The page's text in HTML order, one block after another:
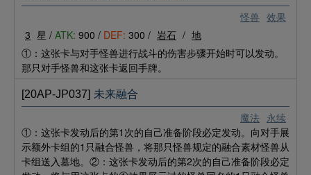
怪兽 效果
3 星 / ATK: 900 / DEF: 300 / 岩石 / 地
①：这张卡与对手怪兽进行战斗的伤害步骤开始时可以发动。
那只对手怪兽和这张卡返回手牌。
魔法 永续
[20AP-JP037] 未来融合
①：这张卡发动后的第1次的自己准备阶段必定发动。向对手展
示额外卡组的1只融合怪兽，将那只怪兽规定的融合素材怪兽从
卡组送入墓地。②：这张卡发动后的第2次的自己准备阶段必定